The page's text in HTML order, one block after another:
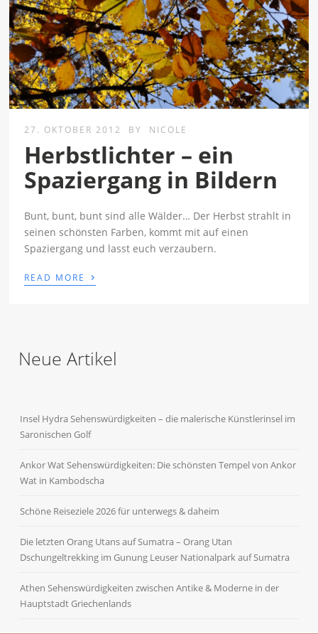
27. OKTOBER 2012 BY NICOLE
Herbstlichter – ein
Spaziergang in Bildern
Bunt, bunt, bunt sind alle Wälder… Der Herbst strahlt in
seinen schönsten Farben, kommt mit auf einen
Spaziergang und lasst euch verzaubern.
READ MORE ›
Neue Artikel
Insel Hydra Sehenswürdigkeiten – die malerische Künstlerinsel im
Saronischen Golf
Ankor Wat Sehenswürdigkeiten: Die schönsten Tempel von Ankor
Wat in Kambodscha
Schöne Reiseziele 2026 für unterwegs & daheim
Die letzten Orang Utans auf Sumatra – Orang Utan
Dschungeltrekking im Gunung Leuser Nationalpark auf Sumatra
Athen Sehenswürdigkeiten zwischen Antike & Moderne in der
Hauptstadt Griechenlands